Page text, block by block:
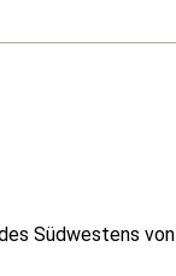
Südwestens von